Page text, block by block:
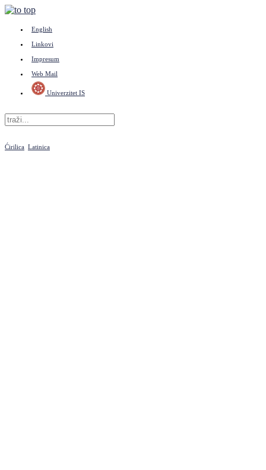
English
Linkovi
Impresum
Web Mail
Univerzitet IS
Ćirilica Latinica